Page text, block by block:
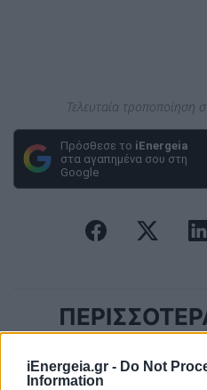
iEnergeia.gr - Do Not
Information
Τελευταία τροποποίηση
Πρόσθεσε το iEnergeia
στα αγαπημένα σου στη
Google